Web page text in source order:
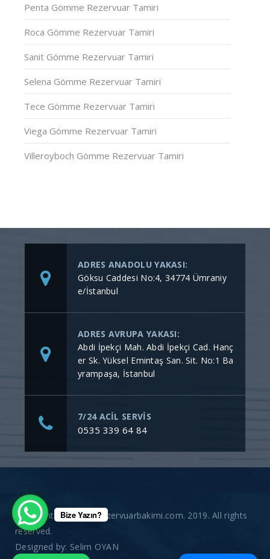
Penta Gömme Rezervuar Tamiri
Roca Gömme Rezervuar Tamiri
Sanit Gömme Rezervuar Tamiri
Selena Gömme Rezervuar Tamiri
Tece Gömme Rezervuar Tamiri
Viega Gömme Rezervuar Tamiri
Villeroyboch Gömme Rezervuar Tamiri
ADRES ANADOLU YAKASI:
Göksu Caddesi No:4, 34774 Ümraniy
e/İstanbul
ADRES AVRUPA YAKASI:
Abdi İpekçi Mah. Abdi İpekçi Cad. Hanç
er Sk. Yüksel Emintaş San. Sit. No:1 Ba
yrampaşa, İstanbul
7/24 ACİL SERVİS
0535 339 64 84
Copyright © gommerezervuarbakimi.com. 2019. All rights
reserved.
Designed by: Selim OYAN
Bize Yazın?